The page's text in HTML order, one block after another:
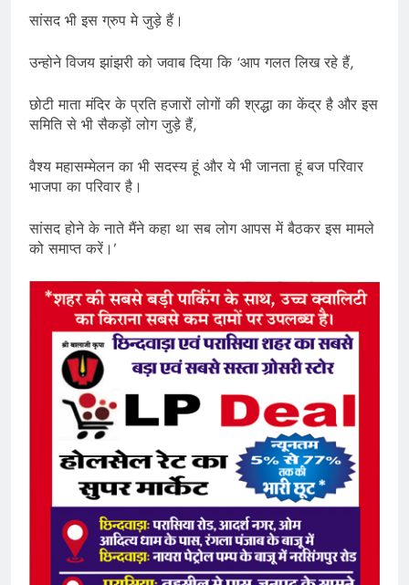
सांसद भी इस ग्रुप मे जुड़े हैं।
उन्होने विजय झांझरी को जवाब दिया कि ‘आप गलत लिख रहे हैं,
छोटी माता मंदिर के प्रति हजारों लोगों की श्रद्धा का केंद्र है और इस
समिति से भी सैकड़ों लोग जुड़े हैं,
वैश्य महासम्मेलन का भी सदस्य हूं और ये भी जानता हूं बज परिवार
भाजपा का परिवार है।
सांसद होने के नाते मैंने कहा था सब लोग आपस में बैठकर इस मामले
को समाप्त करें।’